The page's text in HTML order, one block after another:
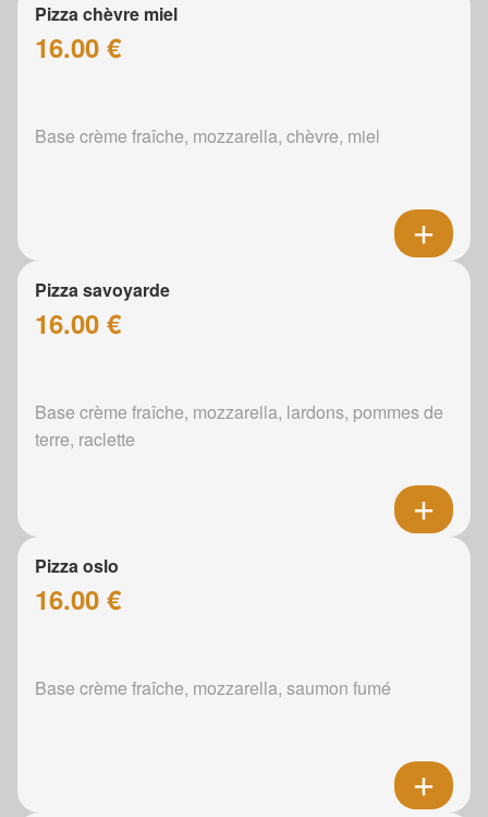
Pizza chèvre miel
16.00 €
Base crème fraîche, mozzarella, chèvre, miel
Pizza savoyarde
16.00 €
Base crème fraîche, mozzarella, lardons, pommes de
terre, raclette
Pizza oslo
16.00 €
Base crème fraîche, mozzarella, saumon fumé